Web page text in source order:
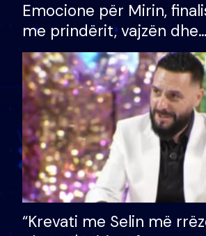
Emocione për Mirin,
me prindërit, vajzën dhe
bashkëshorten: S’kemi
divorci apo jo?
“Krevati me Selin më